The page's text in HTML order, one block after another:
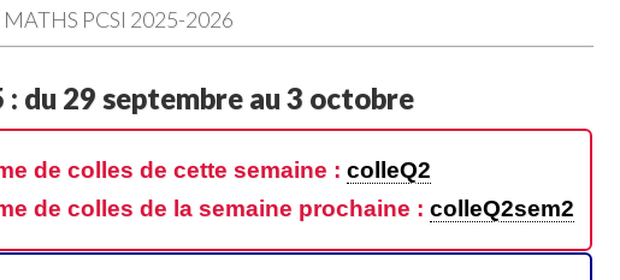
MATHS PCSI 2025-2026
: du 29 septembre au 3 octobre
de colles de cette semaine : colleQ2
de colles de la semaine prochaine : colleQ2sem2